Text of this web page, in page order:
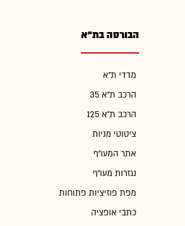
הבורסה בת"א
מדדי ת"א
הרכב ת"א 35
הרכב ת"א 125
ציטוטי מניות
אתר המעו"ף
נגזרות מעו"ף
מפת פוזיציות פתוחות
כתבי אופציה